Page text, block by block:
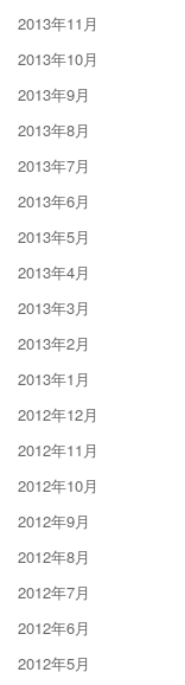
2013年11月
2013年10月
2013年9月
2013年8月
2013年7月
2013年6月
2013年5月
2013年4月
2013年3月
2013年2月
2013年1月
2012年12月
2012年11月
2012年10月
2012年9月
2012年8月
2012年7月
2012年6月
2012年5月